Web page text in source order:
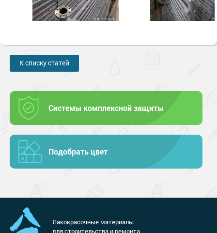
К списку статей
Системы комплексной защиты
Подобрать цвет
Лакокрасочные материалы